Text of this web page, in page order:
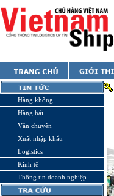
Hàng không
Hàng hải
Vận chuyển
Xuất nhập khẩu
Logistics
Kinh tế
Thông tin doanh nghiệp